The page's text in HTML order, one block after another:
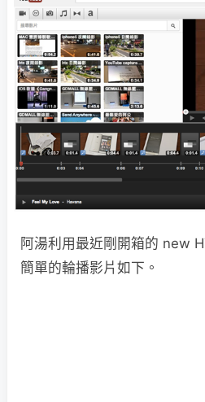
阿湯利用最近剛開箱的 new
簡單的輪播影片如下。